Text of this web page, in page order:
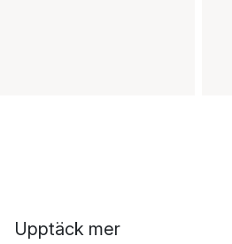
Upptäck mer